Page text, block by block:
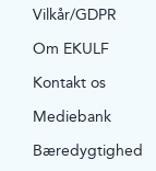
Vilkår/GDPR
Om EKULF
Kontakt os
Mediebank
Bæredygtighed